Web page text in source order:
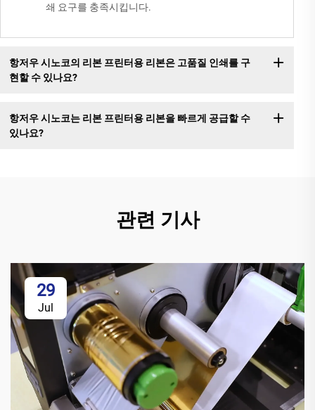
쇄 요구를 충족시킵니다.
항저우 시노코의 리본 프린터용 리본은 고품질 인쇄를 구
현할 수 있나요?
항저우 시노코는 리본 프린터용 리본을 빠르게 공급할 수
있나요?
관련 기사
29
Jul